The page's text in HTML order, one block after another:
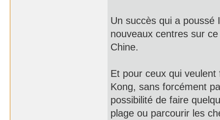
Un succès qui a poussé
nouveaux centres sur
Chine.
Et pour ceux qui
Kong, sans forcément
possibilité de faire
plage ou parcourir les